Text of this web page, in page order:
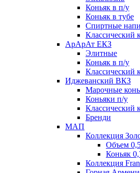
Коньяк в п/у
Коньяк в тубе
Спиртные
Классический
АрАрАт ЕКЗ
Элитные
Коньяк в п/у
Классический
Иджеванский ВКЗ
Марочные
Коньяки п/у
Классический
Бренди
МАП
Коллекция
Объем
Коньяк
Коллекция